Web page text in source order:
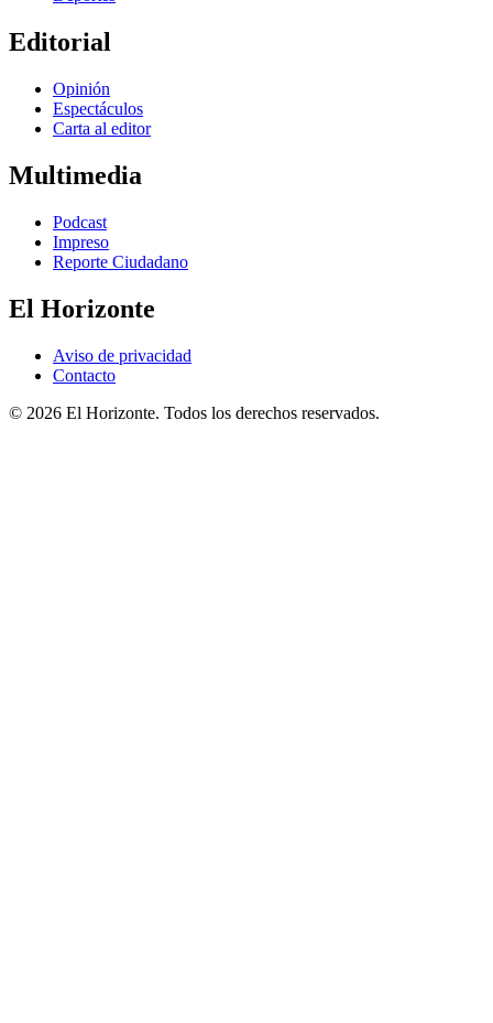
Editorial
Opinión
Espectáculos
Carta al editor
Multimedia
Podcast
Impreso
Reporte Ciudadano
El Horizonte
Aviso de privacidad
Contacto
© 2026 El Horizonte. Todos los derechos reservados.